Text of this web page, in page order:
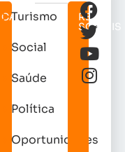
CATEGORIAS
Turismo
Social
Saúde
Política
Oportunidades
REDES
SOCIAIS